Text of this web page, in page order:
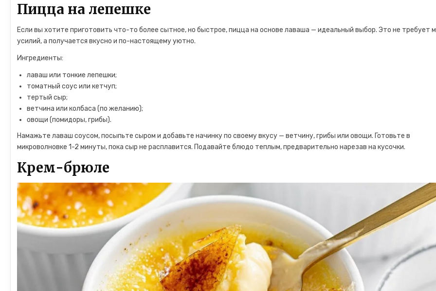
Пицца на лепешке
Если вы хотите приготовить что-то более сытное, но быстрое, пицца на основе лаваша — идеальный выбор. Это не требует
усилий, а получается вкусно и по-настоящему уютно.
Ингредиенты:
лаваш или тонкие лепешки;
томатный соус или кетчуп;
тертый сыр;
ветчина или колбаса (по желанию);
овощи (помидоры, грибы).
Намажьте лаваш соусом, посыпьте сыром и добавьте начинку по своему вкусу — ветчину, грибы или овощи. Готовьте в
микроволновке 1-2 минуты, пока сыр не расплавится. Подавайте блюдо теплым, предварительно нарезав на кусочки.
Крем-брюле